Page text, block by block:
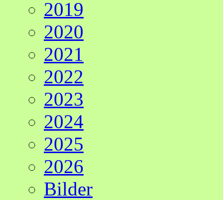
2019
2020
2021
2022
2023
2024
2025
2026
Bilder